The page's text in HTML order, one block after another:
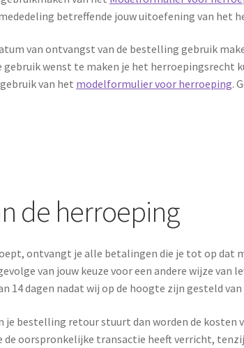
betreffende jouw uitoefening van het
van ontvangst van de bestelling gebruik
wenst te maken je het herroepingsrecht
van het modelformulier voor herroeping.
de herroeping
ontvangt je alle betalingen die je tot op
van jouw keuze voor een andere wijze
14 dagen nadat wij op de hoogte zijn gesteld
je bestelling retour stuurt dan worden de
de oorspronkelijke transactie heeft verricht,